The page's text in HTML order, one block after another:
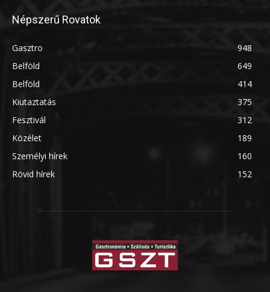
Népszerű Rovatok
Gasztro
948
Belföld
649
Belföld
414
Kiutaztatás
375
Fesztivál
312
Közélet
189
Személyi hírek
160
Rövid hírek
152